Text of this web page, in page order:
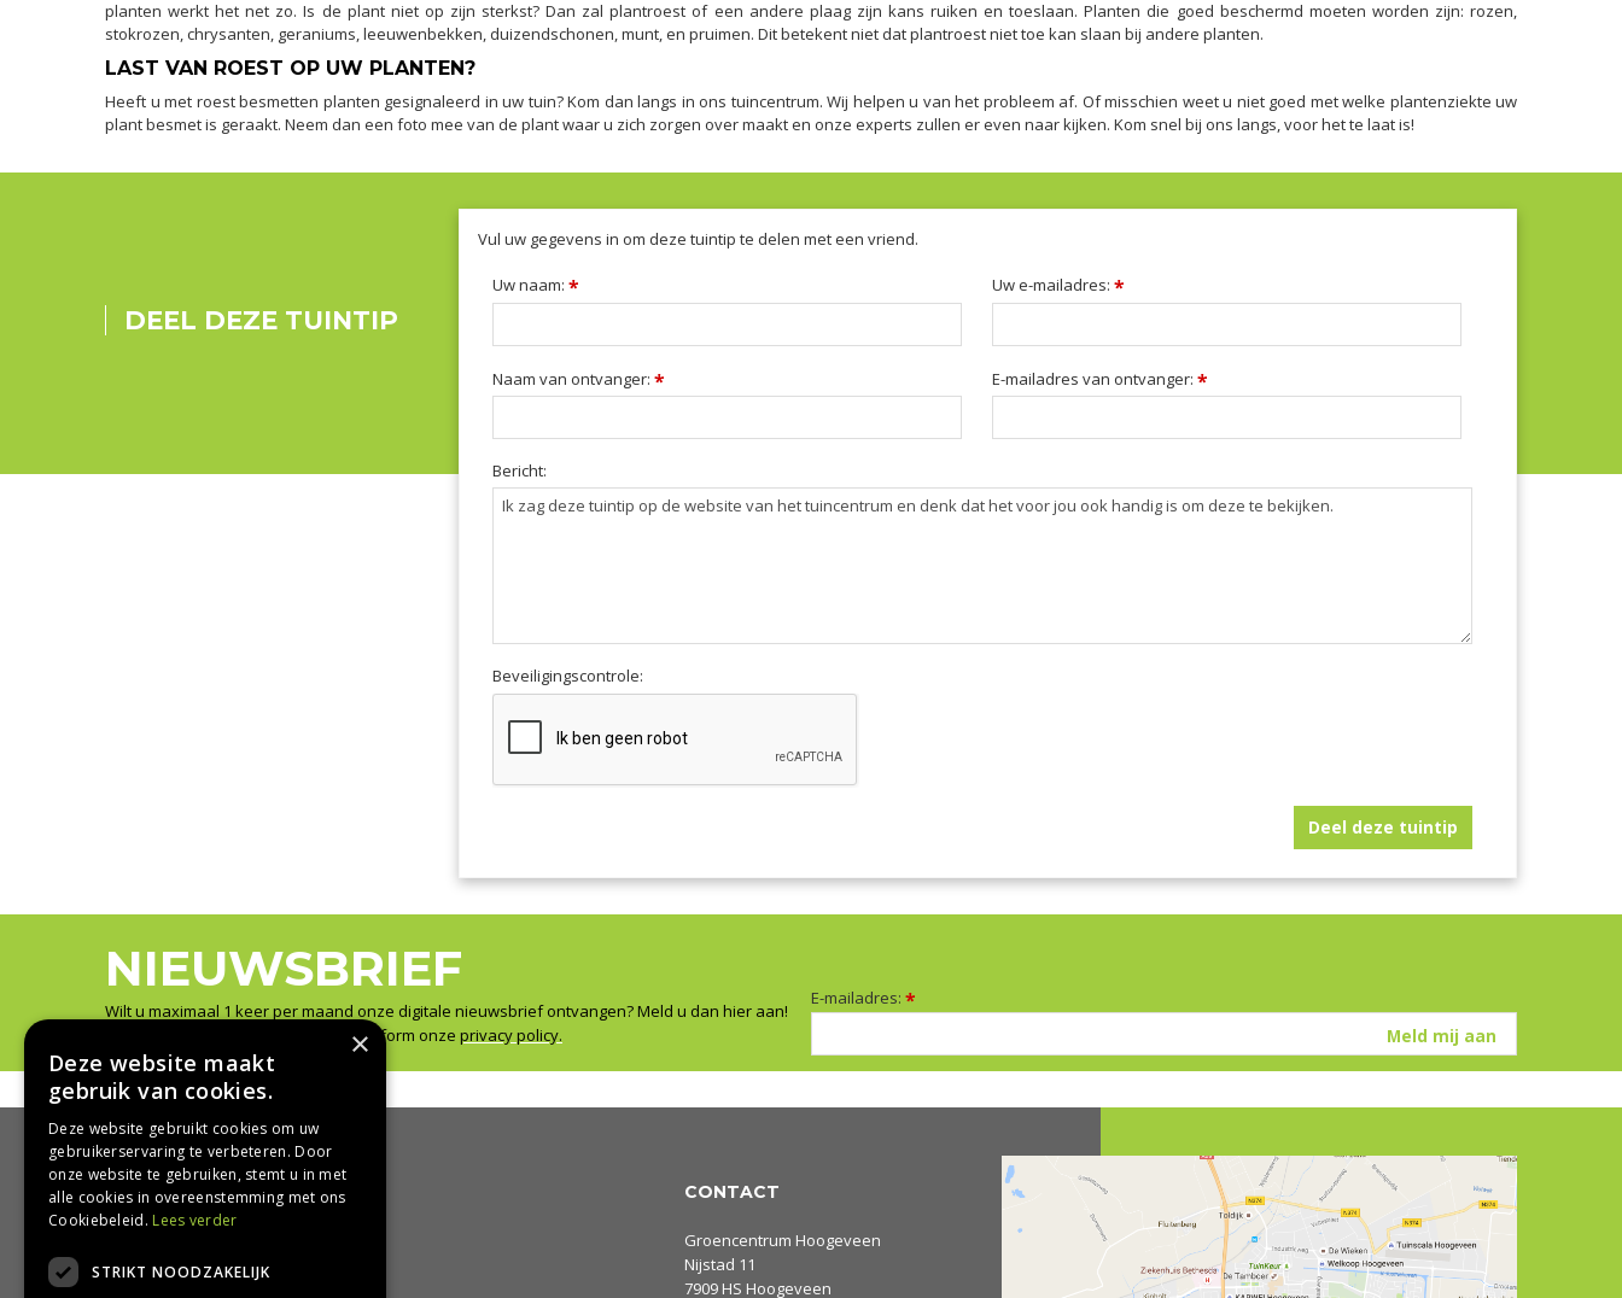
planten werkt het net zo. Is de plant niet op zijn sterkst? Dan zal plantroest of een andere plaag zijn kans ruiken en toeslaan. Planten die goed beschermd moeten worden zijn: rozen,
stokrozen, chrysanten, geraniums, leeuwenbekken, duizendschonen, munt, en pruimen. Dit betekent niet dat plantroest niet toe kan slaan bij andere planten.
LAST VAN ROEST OP UW PLANTEN?
Heeft u met roest besmetten planten gesignaleerd in uw tuin? Kom dan langs in ons tuincentrum. Wij helpen u van het probleem af. Of misschien weet u niet goed met welke plantenziekte uw
plant besmet is geraakt. Neem dan een foto mee van de plant waar u zich zorgen over maakt en onze experts zullen er even naar kijken. Kom snel bij ons langs, voor het te laat is!
DEEL DEZE TUINTIP
Vul uw gegevens in om deze tuintip te delen met een vriend.
Uw naam:* Uw e-mailadres:*
Naam van ontvanger:* E-mailadres van ontvanger:*
Bericht:
Beveiligingscontrole:
NIEUWSBRIEF
Wilt u maximaal 1 keer per maand onze digitale nieuwsbrief ontvangen? Meld u dan hier aan!
Wij slaan uw gegevens secuur op conform onze privacy policy.
E-mailadres: *
HANDIG
Bezorgen en afhalen
CONTACT
Groencentrum Hoogeveen
Nijstad 11
7909 HS Hoogeveen
×
Deze website maakt
gebruik van cookies.
Deze website gebruikt cookies om uw
gebruikerservaring te verbeteren. Door
onze website te gebruiken, stemt u in met
alle cookies in overeenstemming met ons
Cookiebeleid. Lees verder
STRIKT NOODZAKELIJK